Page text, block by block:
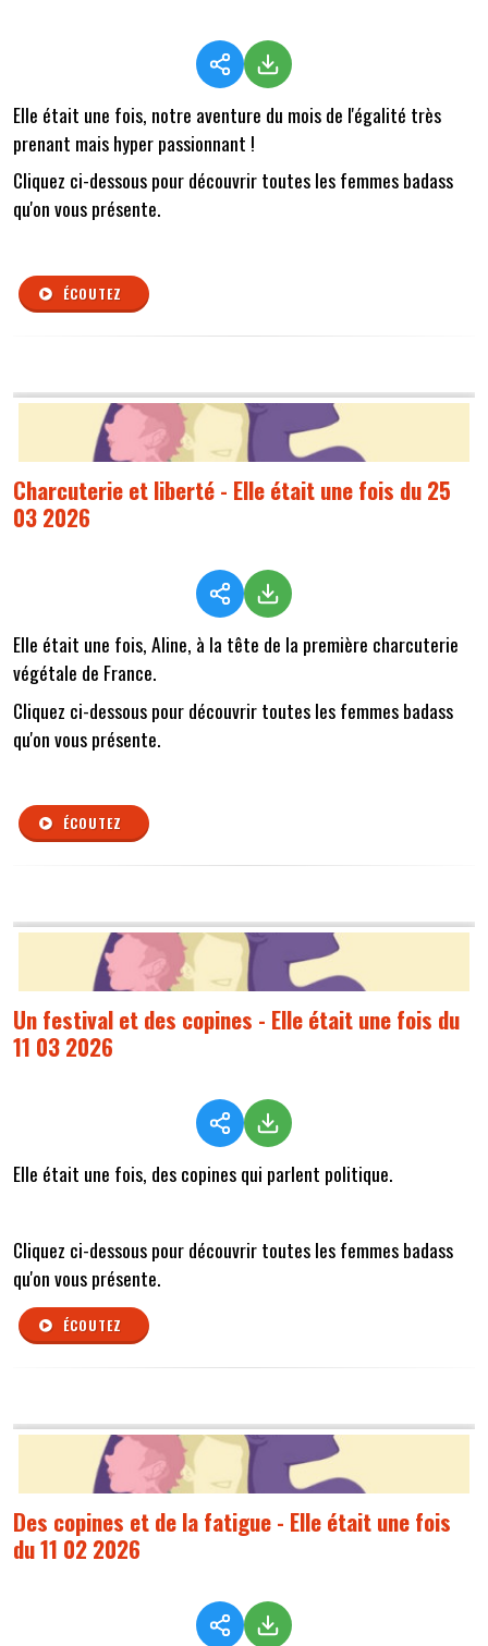
Elle était une fois, notre aventure du mois de l'égalité très
prenant mais hyper passionnant !
Cliquez ci-dessous pour découvrir toutes les femmes badass
qu'on vous présente.
ÉCOUTEZ
Charcuterie et liberté - Elle était une fois du 25
03 2026
Elle était une fois, Aline, à la tête de la première charcuterie
végétale de France.
Cliquez ci-dessous pour découvrir toutes les femmes badass
qu'on vous présente.
ÉCOUTEZ
Un festival et des copines - Elle était une fois du
11 03 2026
Elle était une fois, des copines qui parlent politique.
Cliquez ci-dessous pour découvrir toutes les femmes badass
qu'on vous présente.
ÉCOUTEZ
Des copines et de la fatigue - Elle était une fois
du 11 02 2026